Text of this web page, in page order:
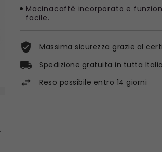
Macinacaffè incorporato e
facile.
Massima sicurezza grazie al
Spedizione gratuita in tutta Italia
Reso possibile entro 14 giorni